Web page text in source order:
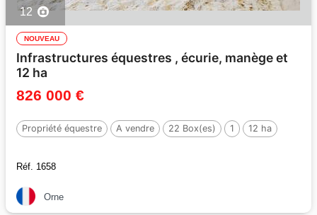
12
NOUVEAU
Infrastructures équestres , écurie, manège et
12 ha
826 000 €
Propriété équestre A vendre 22 Box(es) 1 12 ha
Réf. 1658
Orne